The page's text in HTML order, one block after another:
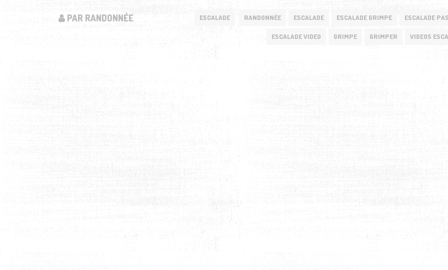
PAR RANDONNÉE ESCALADE RANDONNÉE ESCALADE ESCALADE GRIMPE ESCALADE
ESCALADE VIDEO GRIMPE GRIMPER VIDEOS